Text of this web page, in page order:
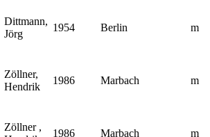
Dittmann,
Jörg
1954 Berlin m
Zöllner,
Hendrik
1986 Marbach m
Zöllner ,
1986 Marbach m